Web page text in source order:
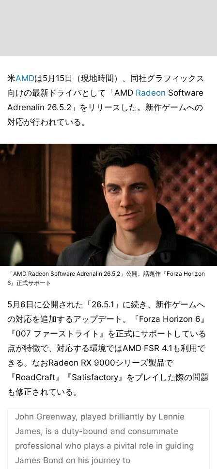
米AMDは5月15日（現地時間）、同社グラフィックス
向けの最新ドライバとして「AMD Radeon Software
Adrenalin 26.5.2」をリリースした。新作ゲームへの
対応が行われている。
「AMD Radeon Software Adrenalin 26.5.2」公開。話題作『Forza Horizon
6』正式サポート
5月6日に公開された「26.5.1」に続き、新作ゲームへ
の対応を追加するアップデート。『Forza Horizon 6』
『007 ファーストライト』を正式にサポートしている
点が特徴で、対応する環境ではAMD FSR 4.1も利用で
きる。なおRadeon RX 9000シリーズ製品で
『RoadCraft』『Satisfactory』をプレイした際の問題
も修正されている。
John Greenway, played brilliantly by Lennie
James, is a duty-bound and consummate
professional who plays a pivital role in guiding
James Bond on his journey to